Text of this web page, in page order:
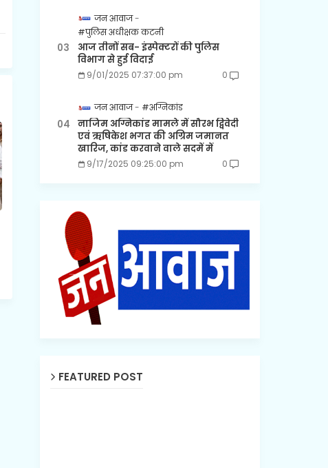
जन आवाज
#पुलिस अधीक्षक कटनी
आज तीनों सब- इंस्पेक्टरों की पुलिस
विभाग से हुई विदाई
9/01/2025 07:37:00 pm 0
जन आवाज #अग्निकांड
नाजिम अग्निकांड मामले में सौरभ द्विवेदी
एवं ऋषिकेश भगत की अग्रिम जमानत
खारिज, कांड करवाने वाले सदमें में
9/17/2025 09:25:00 pm 0
FEATURED POST